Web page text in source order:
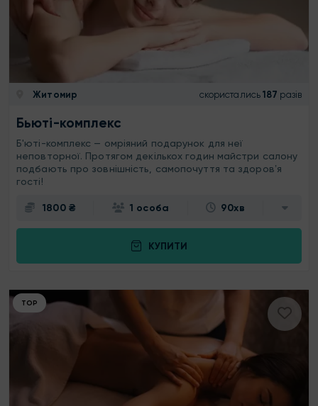
Житомир скористались 187 разів
Бьюті-комплекс
Б'юті-комплекс — омріяний подарунок для неї
неповторної. Протягом декількох годин майстри салону
подбають про зовнішність, самопочуття та здоровʼя
гості!
1800 ₴ 1 особа 90хв
КУПИТИ
ТОР